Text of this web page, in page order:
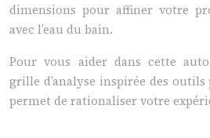
dimensions pour affiner votre
avec l’eau du bain.
Pour vous aider dans cette
grille d’analyse inspirée des outils
permet de rationaliser votre